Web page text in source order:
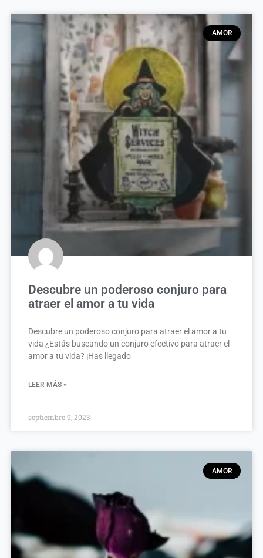
AMOR
Descubre un poderoso conjuro para
atraer el amor a tu vida
Descubre un poderoso conjuro para atraer el amor a tu
vida ¿Estás buscando un conjuro efectivo para atraer el
amor a tu vida? ¡Has llegado
LEER MÁS »
septiembre 9, 2023
AMOR
Página PáginaPáginaPágina